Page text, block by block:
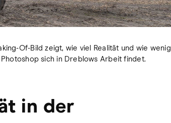
Of-Bild zeigt, wie viel Realität und wie wenig
Photoshop sich in Dreblows Arbeit findet.
in der